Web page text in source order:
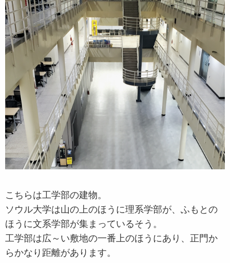
こちらは工学部の建物。
ソウル大学は山の上のほうに理系学部が、ふもとの
ほうに文系学部が集まっているそう。
工学部は広～い敷地の一番上のほうにあり、正門か
らかなり距離があります。